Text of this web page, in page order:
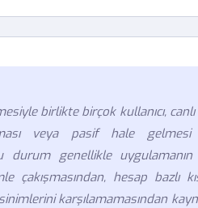
birlikte birçok kullanıcı,
veya pasif hale
durum genellikle
çakışmasından, hesap bazlı
karşılamamasından